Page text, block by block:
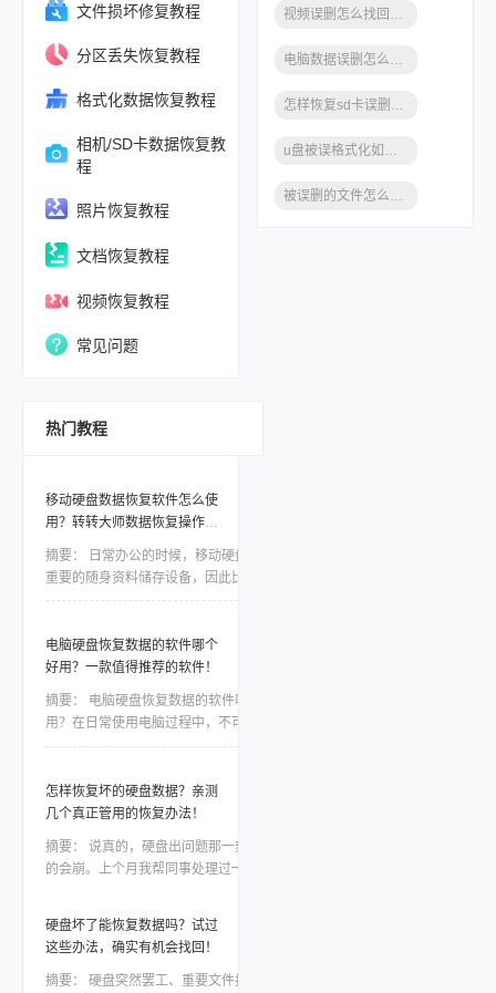
文件损坏修复教程
分区丢失恢复教程
格式化数据恢复教程
相机/SD卡数据恢复教
程
照片恢复教程
文档恢复教程
视频恢复教程
常见问题
视频误删怎么找回，分享一种简单的方法
电脑数据误删怎么恢复，分享一种简单的方法
怎样恢复sd卡误删文件，分享一种简单的方法
u盘被误格式化如何恢复
被误删的文件怎么恢复，简单易学的方法
热门教程
移动硬盘数据恢复软件怎么使
用？转转大师数据恢复操作分
享！
摘要：
重要的随身资料储存设备，因此比起电脑本
地的硬盘，移动硬盘更加容易出现数据丢
备份，那么造成的损失将是难以估量的，因
此市场对移动硬盘数据恢复软件的需求是非
据恢复这款软件，讲讲如何利用工具恢复丢
失的数据。
电脑硬盘恢复数据的软件哪个
好用？一款值得推荐的软件！
摘要：
用？在日常使用电脑过程中，不可避免地会
遇到电脑硬盘数据丢失或损坏的情况。无论
们都面临着一种紧迫感，需要尽快找到一款
稳定可靠的软件来恢复我们的宝贵数据。然
人眼花缭乱，我们应该如何选择呢？本文将
会为大家详细介绍一款备受好评的电脑硬盘
怎样恢复坏的硬盘数据？亲测
几个真正管用的恢复办法！
摘要：
的会崩。上个月我帮同事处理过一次，他那
当时我也是满头问号：怎样恢复坏的硬盘数
据？后来折腾了大半天才把东西捞回来大部
分。如果你现在也正在为硬盘出问题发愁，
硬盘坏了能恢复数据吗？试过
这些办法，确实有机会找回！
摘要：